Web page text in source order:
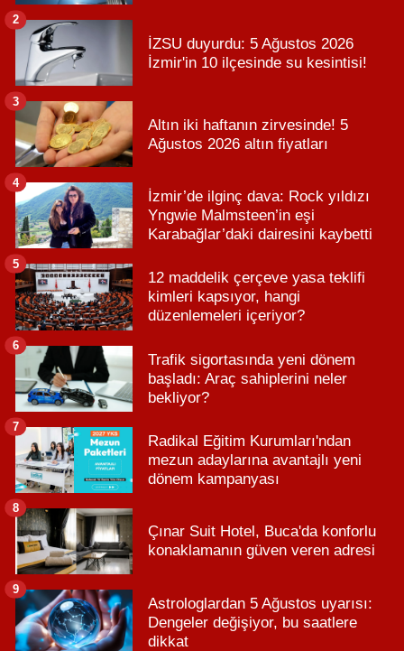
İZSU duyurdu: 5 Ağustos 2026
İzmir'in 10 ilçesinde su kesintisi!
2
Altın iki haftanın zirvesinde! 5
Ağustos 2026 altın fiyatları
3
İzmir’de ilginç dava: Rock yıldızı
Yngwie Malmsteen’in eşi
Karabağlar’daki dairesini kaybetti
4
12 maddelik çerçeve yasa teklifi
kimleri kapsıyor, hangi
düzenlemeleri içeriyor?
5
Trafik sigortasında yeni dönem
başladı: Araç sahiplerini neler
bekliyor?
6
Radikal Eğitim Kurumları'ndan
mezun adaylarına avantajlı yeni
dönem kampanyası
7
Çınar Suit Hotel, Buca'da konforlu
konaklamanın güven veren adresi
8
Astrologlardan 5 Ağustos uyarısı:
Dengeler değişiyor, bu saatlere
dikkat
9